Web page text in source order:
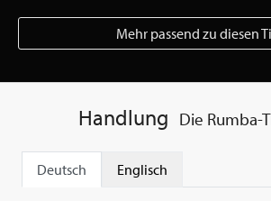
Mehr passend zu diesen
Handlung Die Rumba-
Deutsch Englisch